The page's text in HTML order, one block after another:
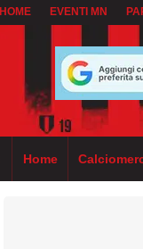
HOME EVENTI MN
Home